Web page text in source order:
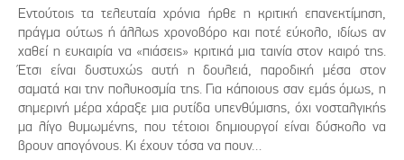
Εντούτοις τα τελευταία χρόνια ήρθε η κριτική επανεκτίμηση,
πράγμα ούτως ή άλλως χρονοβόρο και ποτέ εύκολο, ιδίως αν
χαθεί η ευκαιρία να «πιάσεις» κριτικά μια ταινία στον καιρό της.
Έτσι είναι δυστυχώς αυτή η δουλειά, παροδική μέσα στον
σαματά και την πολυκοσμία της. Για κάποιους σαν εμάς όμως, η
σημερινή μέρα χάραξε μια ρυτίδα υπενθύμισης, όχι νοσταλγικής
μα λίγο θυμωμένης, που τέτοιοι δημιουργοί είναι δύσκολο να
βρουν απογόνους. Κι έχουν τόσα να πουν…